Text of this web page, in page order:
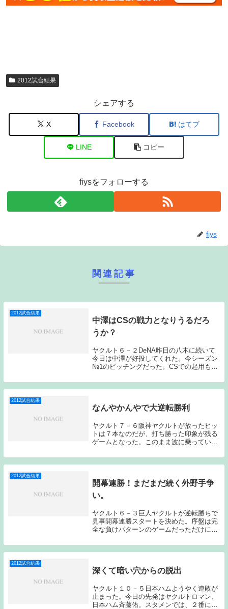
2012試合結果
シェアする
X Facebook はてブ
LINE コピー
fiysをフォローする
fiys
関連記事
2012試合結果
中澤はCSの戦力となりうるだろ
うか？
ヤクルト６－２DeNA昨日の八木に続いて
今日は中澤が好投してくれた。今シーズン
№1のピッチングだった。CSでの起用もあ
で始まったこの試合、ヤクルトが2回に中
村のラッキーなヒットで先制すると、6回
2012試合結果
なんやかんやで大逆転勝利
ヤクルト７－６阪神ヤクルトが放ったヒッ
トは７本なのだが、打ち勝った印象が残る
ゲームとなった。このまま波に乗っていき
まったこの試合。ヤクルトは、７番レフト
宮出、８番キャッチャー中村を起用してき
2012試合結果
開幕連勝！まだまだ続く外野手争
い。
ヤクルト６－３巨人ヤクルトが逆転勝ちで
見事開幕連勝スタートを決めた。序盤は完
全な負けパターンのゲームだっただけにこ
人澤村で始まった。試合が動いたのは３
回、村中が寺内に四球を与えると坂本、長
2012試合結果
深くて暗い穴からの脱出
ヤクルト１０－５日本ハムようやく連敗が
止まった。今日の先発はヤクルトロマン、
日本ハム斉藤佑。スタメンでは、２番に福